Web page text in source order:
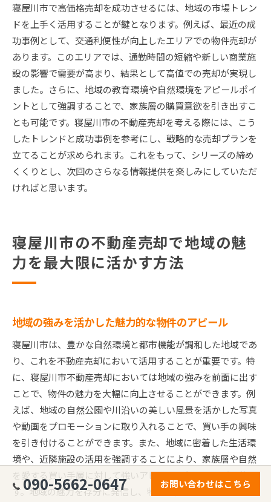
寝屋川市で高価格売却を成功させるには、地域の市場トレン
ドを上手く活用することが鍵となります。例えば、最近の成
功事例として、交通利便性が向上したエリアでの物件売却が
あります。このエリアでは、通勤時間の短縮や新しい商業施
設の影響で需要が高まり、結果として高値での売却が実現し
ました。さらに、地域の教育環境や自然環境をアピールポイ
ントとして強調することで、家族層の購買意欲を引き出すこ
とも可能です。寝屋川市の不動産売却を考える際には、こう
したトレンドと成功事例を参考にし、戦略的な売却プランを
立てることが求められます。これをもって、シリーズの締め
くくりとし、次回のさらなる情報提供を楽しみにしていただ
ければと思います。
寝屋川市の不動産売却で地域の魅
力を最大限に活かす方法
地域の強みを活かした魅力的な物件のアピール
寝屋川市は、豊かな自然環境と都市機能が調和した地域であ
り、これを不動産売却において活用することが重要です。特
に、寝屋川市不動産売却においては地域の強みを前面に出す
ことで、物件の魅力を大幅に向上させることができます。例
えば、地域の自然公園や川沿いの美しい風景を活かした写真
や動画をプロモーションに取り入れることで、買い手の興味
を引き付けることができます。また、地域に密着した生活環
境や、近隣施設の活用を強調することにより、家族層や自然
を愛する買い手層に対して強いアピールを行うことが可能で
す。地域の魅力を存分に発信し、物件の価値を引き出すこと
090-5662-0647 お問い合わせはこちら